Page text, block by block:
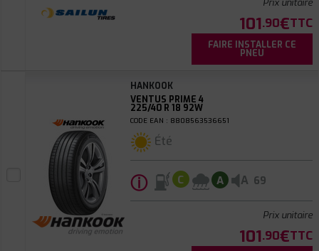
Prix unitaire
101.90€TTC
FAIRE INSTALLER CE
PNEU
HANKOOK
VENTUS PRIME 4
225/40 R 18 92W
CODE EAN : 8808563536651
Été
ⓘ C A A 69
Prix unitaire
101.90€TTC